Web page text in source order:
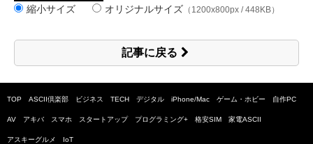
縮小サイズ オリジナルサイズ （1200x800px / 448KB）
記事に戻る
TOP ASCII倶楽部 ビジネス TECH デジタル iPhone/Mac ゲーム・ホビー 自作PC
AV アキバ スマホ スタートアップ プログラミング+ 格安SIM 家電ASCII
アスキーグルメ IoT